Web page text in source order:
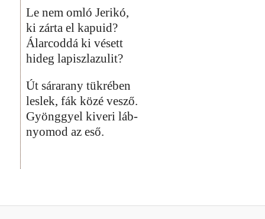
Le nem omló Jerikó,
ki zárta el kapuid?
Álarcoddá ki vésett
hideg lapiszlazulit?
Út sárarany tükrében
leslek, fák közé vesző.
Gyönggyel kiveri láb-
nyomod az eső.